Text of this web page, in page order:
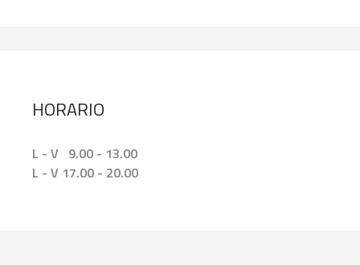
HORARIO
L - V 9.00 - 13.00
L - V 17.00 - 20.00